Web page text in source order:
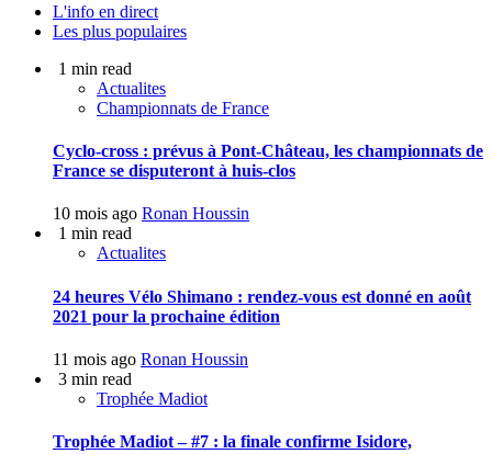
L'info en direct
Les plus populaires
1 min read
Actualites
Championnats de France
Cyclo-cross : prévus à Pont-Château, les championnats de
France se disputeront à huis-clos
10 mois ago Ronan Houssin
1 min read
Actualites
24 heures Vélo Shimano : rendez-vous est donné en août
2021 pour la prochaine édition
11 mois ago Ronan Houssin
3 min read
Trophée Madiot
Trophée Madiot – #7 : la finale confirme Isidore,